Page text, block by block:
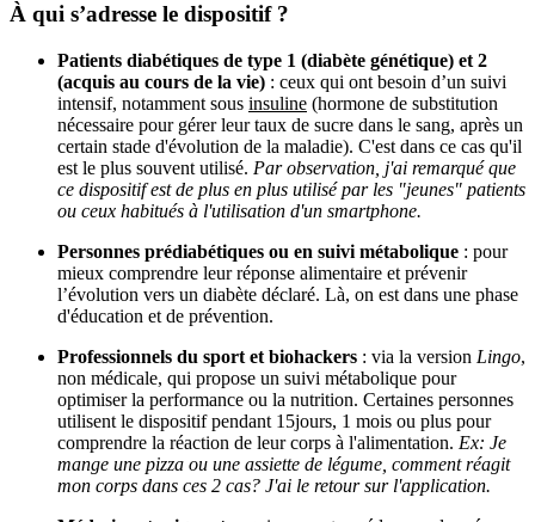
À qui s’adresse le dispositif ?
Patients diabétiques de type 1 (diabète génétique) et 2
(acquis au cours de la vie) : ceux qui ont besoin d’un suivi
intensif, notamment sous insuline (hormone de substitution
nécessaire pour gérer leur taux de sucre dans le sang, après un
certain stade d'évolution de la maladie). C'est dans ce cas qu'il
est le plus souvent utilisé. Par observation, j'ai remarqué que
ce dispositif est de plus en plus utilisé par les "jeunes" patients
ou ceux habitués à l'utilisation d'un smartphone.
Personnes prédiabétiques ou en suivi métabolique : pour
mieux comprendre leur réponse alimentaire et prévenir
l’évolution vers un diabète déclaré. Là, on est dans une phase
d'éducation et de prévention.
Professionnels du sport et biohackers : via la version Lingo,
non médicale, qui propose un suivi métabolique pour
optimiser la performance ou la nutrition. Certaines personnes
utilisent le dispositif pendant 15jours, 1 mois ou plus pour
comprendre la réaction de leur corps à l'alimentation. Ex: Je
mange une pizza ou une assiette de légume, comment réagit
mon corps dans ces 2 cas? J'ai le retour sur l'application.